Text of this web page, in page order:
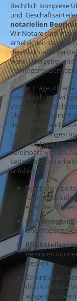
Rechtlich komplexe
und
notariellen
Wir Notare sind
erheblichen
den Blick dafür
wenn Übergeber
Bei der Frage, ob
oder durch
Vor- und Nachteile
Übertragung spricht
der Gegenstand
Gesetz nur
vereinbart werden.
Lebzeiten auch
anführen:
Durch die
kann diesen die
einer
DieVersorgung
Personen
werden.
Schenkungs-
durch zeitliche
ausgenutzt